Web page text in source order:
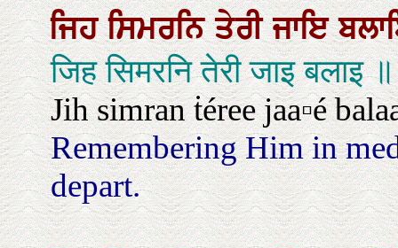
ਜਿਹਸਿਮਰਨਿਤੇਰੀਜਾਇ
जिह सिमरनि तेरी जाइ बलाइ ॥
Jih simran ṫéree jaa▫é
Remembering Him in
depart.